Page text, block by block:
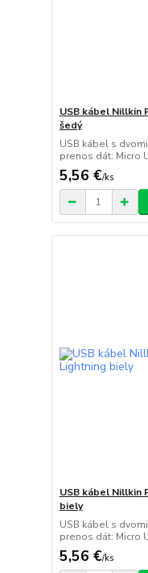
USB kábel Nillkin
šedý
USB kábel s
prenos dát: Micro
5,56 €/ks
USB kábel Nillkin
biely
USB kábel s
prenos dát: Micro
5,56 €/ks